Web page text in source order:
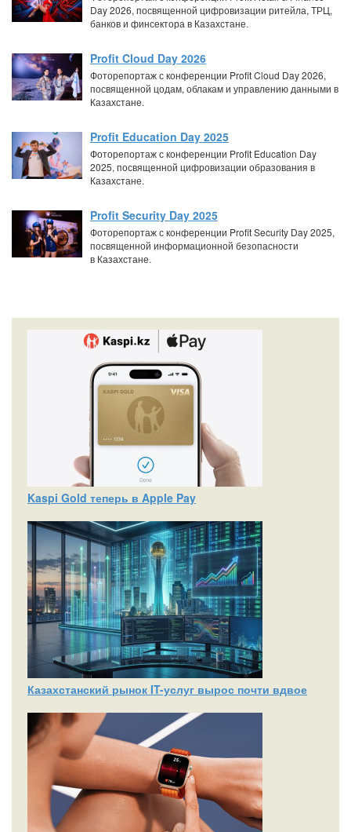
Day 2026, посвященной цифровизации ритейла, ТРЦ,
банков и финсектора в Казахстане.
Profit Cloud Day 2026
Фоторепортаж с конференции Profit Cloud Day 2026,
посвященной цодам, облакам и управлению данными в
Казахстане.
Profit Education Day 2025
Фоторепортаж с конференции Profit Education Day
2025, посвященной цифровизации образования в
Казахстане.
Profit Security Day 2025
Фоторепортаж с конференции Profit Security Day 2025,
посвященной информационной безопасности
в Казахстане.
Kaspi Gold теперь в Apple Pay
Казахстанский рынок IT-услуг вырос почти вдвое